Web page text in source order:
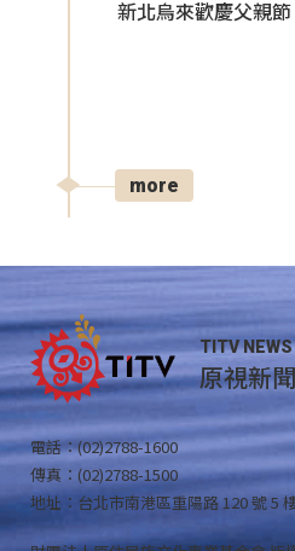
新北烏來歡慶父親
more
TITV NEWS
原視新
電話：(02)2788-1600
傳真：(02)2788-1500
地址：台北市南港區重陽路 120 號 5